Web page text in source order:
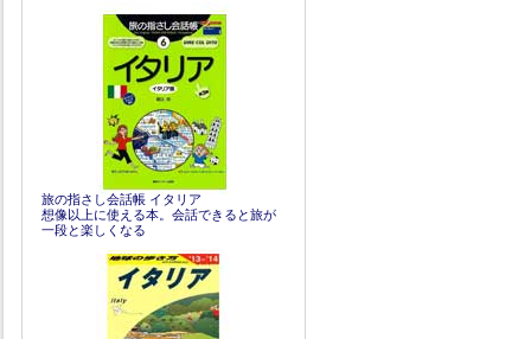
旅の指さし会話帳 イタリア
想像以上に使える本。会話できると旅が
一段と楽しくなる